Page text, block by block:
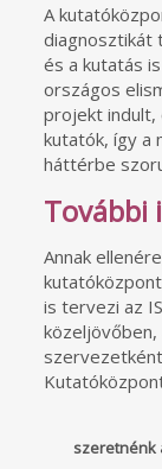
A
diagnosztikát
és a kutatás
országos
projekt indult,
kutatók, így a
háttérbe
További
Annak
is tervezi az
közeljövőben,
szeretnénk